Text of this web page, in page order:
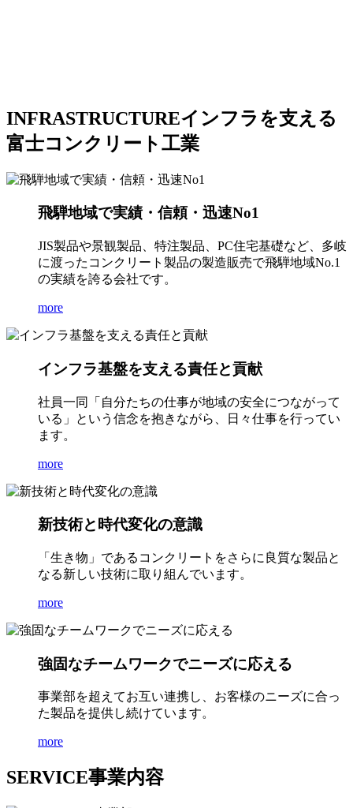
INFRASTRUCTUREインフラを支える
富士コンクリート工業
飛騨地域で実績・信頼・迅速No1
JIS製品や景観製品、特注製品、PC住宅基礎など、多岐
に渡ったコンクリート製品の製造販売で飛騨地域No.1
の実績を誇る会社です。
more
インフラ基盤を支える責任と貢献
社員一同「自分たちの仕事が地域の安全につながって
いる」という信念を抱きながら、日々仕事を行ってい
ます。
more
新技術と時代変化の意識
「生き物」であるコンクリートをさらに良質な製品と
なる新しい技術に取り組んでいます。
more
強固なチームワークでニーズに応える
事業部を超えてお互い連携し、お客様のニーズに合っ
た製品を提供し続けています。
more
SERVICE事業内容